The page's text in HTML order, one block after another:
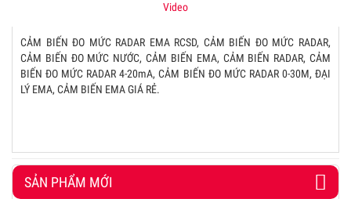
Video
CẢM BIẾN ĐO MỨC RADAR EMA RCSD, ​CẢM BIẾN ĐO MỨC RADAR,
CẢM BIẾN ĐO MỨC NƯỚC, CẢM BIẾN EMA, CẢM BIẾN RADAR, CẢM
BIẾN ĐO MỨC RADAR 4-20mA, CẢM BIẾN ĐO MỨC RADAR 0-30M, ĐẠI
LÝ EMA, CẢM BIẾN EMA GIÁ RẺ.
SẢN PHẨM MỚI